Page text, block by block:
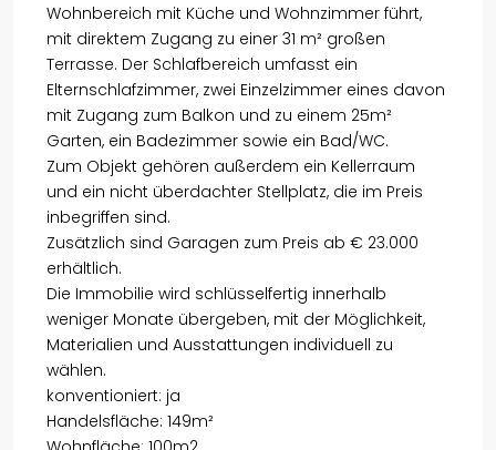
Wohnbereich mit Küche und Wohnzimmer führt,
mit direktem Zugang zu einer 31 m² großen
Terrasse. Der Schlafbereich umfasst ein
Elternschlafzimmer, zwei Einzelzimmer eines davon
mit Zugang zum Balkon und zu einem 25m²
Garten, ein Badezimmer sowie ein Bad/WC.
Zum Objekt gehören außerdem ein Kellerraum
und ein nicht überdachter Stellplatz, die im Preis
inbegriffen sind.
Zusätzlich sind Garagen zum Preis ab € 23.000
erhältlich.
Die Immobilie wird schlüsselfertig innerhalb
weniger Monate übergeben, mit der Möglichkeit,
Materialien und Ausstattungen individuell zu
wählen.
konventioniert: ja
Handelsfläche: 149m²